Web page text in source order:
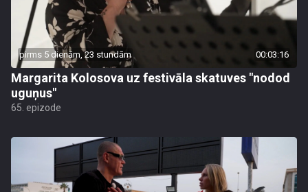
pirms 5 dienām, 23 stundām 00:03:16
Margarita Kolosova uz festivāla skatuves "nodod
uguņus"
65. epizode